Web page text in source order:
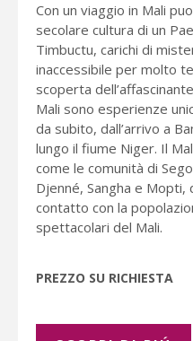
Con un viaggio in Mali
secolare cultura di un
Timbuctu, carichi di
inaccessibile per molto
scoperta
Mali sono esperienze
da subito, dall’arrivo a
lungo il fiume Niger. Il
come le comunità di
Djenné, Sangha e
contatto con la
spettacolari del Mali.
PREZZO SU RICHIESTA